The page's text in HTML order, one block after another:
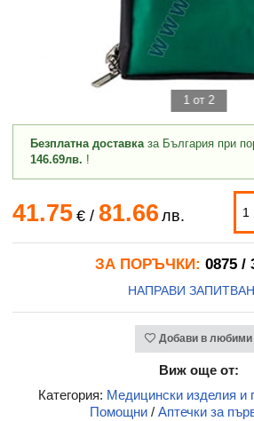
1 от 2
Безплатна доставказа България при
146.69лв. !
41.75 €/ 81.66 лв.
ЗА ПОРЪЧКИ: 0875 /
НАПРАВИ
Добави в любими
Виж още от:
Категория: Медицински изделия и
Помощни / Аптечки за